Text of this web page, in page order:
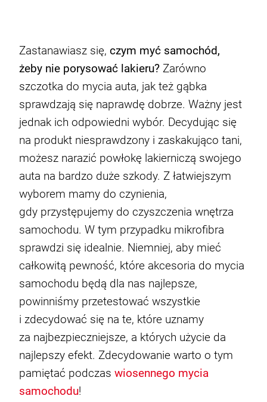
Zastanawiasz się, czym myć samochód,
żeby nie porysować lakieru? Zarówno
szczotka do mycia auta, jak też gąbka
sprawdzają się naprawdę dobrze. Ważny jest
jednak ich odpowiedni wybór. Decydując się
na produkt niesprawdzony i zaskakująco tani,
możesz narazić powłokę lakierniczą swojego
auta na bardzo duże szkody. Z łatwiejszym
wyborem mamy do czynienia,
gdy przystępujemy do czyszczenia wnętrza
samochodu. W tym przypadku mikrofibra
sprawdzi się idealnie. Niemniej, aby mieć
całkowitą pewność, które akcesoria do mycia
samochodu będą dla nas najlepsze,
powinniśmy przetestować wszystkie
i zdecydować się na te, które uznamy
za najbezpieczniejsze, a których użycie da
najlepszy efekt. Zdecydowanie warto o tym
pamiętać podczas wiosennego mycia
samochodu!